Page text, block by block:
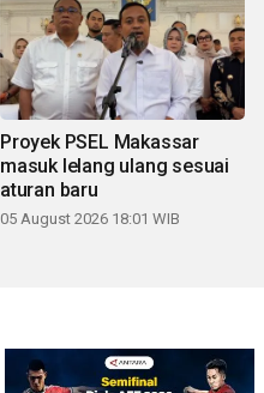
Proyek PSEL Makassar
masuk lelang ulang sesuai
aturan baru
05 August 2026 18:01 WIB